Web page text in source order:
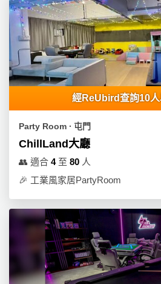
及
產
類
y
R
o
美
a
活
會
經ReUbird查詢10
Party Room ∙ 屯門
ChillLand大廳
👥 適合 4至 80 人
🎉 工業風家居PartyRoom